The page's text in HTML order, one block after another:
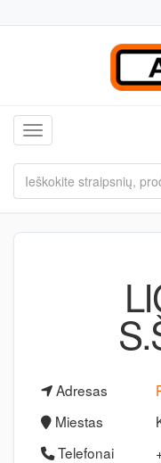
Toggle navigation
Adresas
Miestas
Telefonai